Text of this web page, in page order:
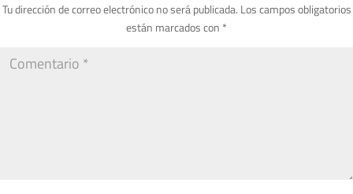
Tu dirección de correo electrónico no será publicada. Los campos obligatorios
están marcados con *